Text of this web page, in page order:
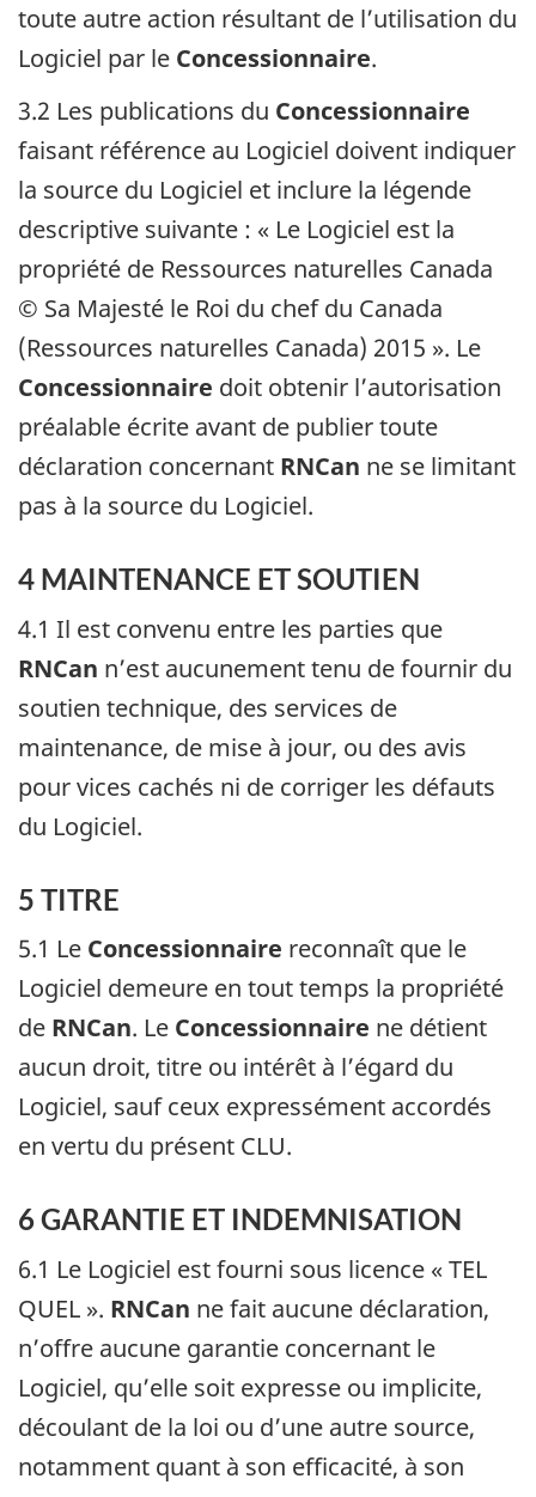
toute autre action résultant de l’utilisation du
Logiciel par le Concessionnaire.
3.2 Les publications du Concessionnaire
faisant référence au Logiciel doivent indiquer
la source du Logiciel et inclure la légende
descriptive suivante : « Le Logiciel est la
propriété de Ressources naturelles Canada
© Sa Majesté le Roi du chef du Canada
(Ressources naturelles Canada) 2015 ». Le
Concessionnaire doit obtenir l’autorisation
préalable écrite avant de publier toute
déclaration concernant RNCan ne se limitant
pas à la source du Logiciel.
4 MAINTENANCE ET SOUTIEN
4.1 Il est convenu entre les parties que
RNCan n’est aucunement tenu de fournir du
soutien technique, des services de
maintenance, de mise à jour, ou des avis
pour vices cachés ni de corriger les défauts
du Logiciel.
5 TITRE
5.1 Le Concessionnaire reconnaît que le
Logiciel demeure en tout temps la propriété
de RNCan. Le Concessionnaire ne détient
aucun droit, titre ou intérêt à l’égard du
Logiciel, sauf ceux expressément accordés
en vertu du présent CLU.
6 GARANTIE ET INDEMNISATION
6.1 Le Logiciel est fourni sous licence « TEL
QUEL ». RNCan ne fait aucune déclaration,
n’offre aucune garantie concernant le
Logiciel, qu’elle soit expresse ou implicite,
découlant de la loi ou d’une autre source,
notamment quant à son efficacité, à son